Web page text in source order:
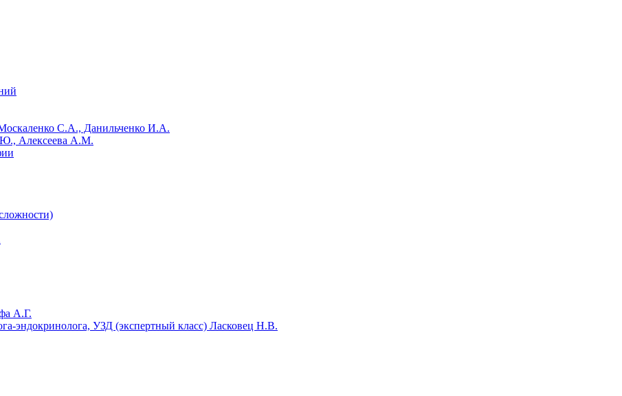
Москаленко С.А., Данильченко И.А.
Алексеева А.М.
А.Г.
эндокринолога, УЗД (экспертный класс) Ласковец Н.В.